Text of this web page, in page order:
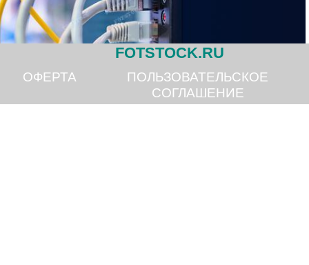
FOTSTOCK.RU
ОФЕРТА
ПОЛЬЗОВАТЕЛЬСКОЕ
СОГЛАШЕНИЕ